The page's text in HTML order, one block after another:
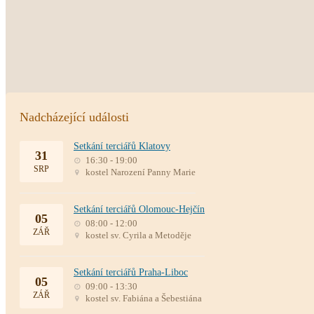
Nadcházející události
31
SRP
Setkání terciářů Klatovy
16:30 - 19:00
kostel Narození Panny Marie
05
ZÁŘ
Setkání terciářů Olomouc-Hejčín
08:00 - 12:00
kostel sv. Cyrila a Metoděje
05
ZÁŘ
Setkání terciářů Praha-Liboc
09:00 - 13:30
kostel sv. Fabiána a Šebestiána